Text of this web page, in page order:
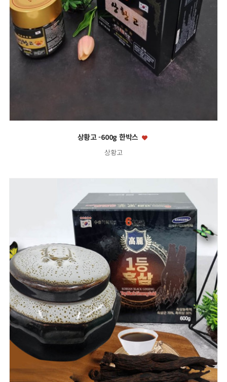
상황고 -600g 한박스
상황고